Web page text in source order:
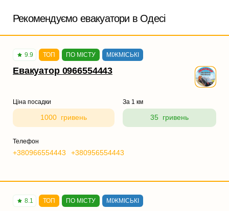
Рекомендуємо евакуатори в Одесі
9.9 ТОП ПО МІСТУ МІЖМІСЬКІ
Евакуатор 0966554443
Ціна посадки
1000 гривень
За 1 км
35 гривень
Телефон
+380966554443 +380956554443
8.1 ТОП ПО МІСТУ МІЖМІСЬКІ